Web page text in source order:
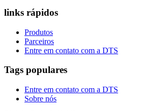
links rápidos
Produtos
Parceiros
Entre em contato com a DTS
Tags populares
Entre em contato com a DTS
Sobre nós